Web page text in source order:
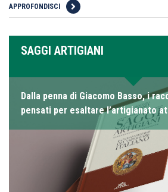
APPROFONDISCI
SAGGI ARTIGIANI
Dalla penna di Giacomo Basso, i
pensati per esaltare l’artigianato